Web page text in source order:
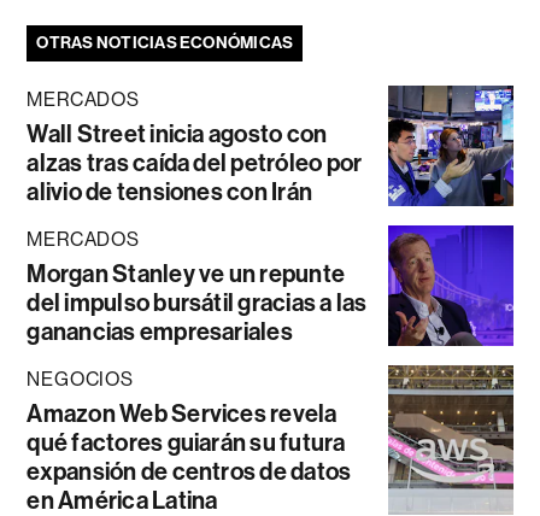
OTRAS NOTICIAS ECONÓMICAS
MERCADOS
Wall Street inicia agosto con
alzas tras caída del petróleo por
alivio de tensiones con Irán
MERCADOS
Morgan Stanley ve un repunte
del impulso bursátil gracias a las
ganancias empresariales
NEGOCIOS
Amazon Web Services revela
qué factores guiarán su futura
expansión de centros de datos
en América Latina